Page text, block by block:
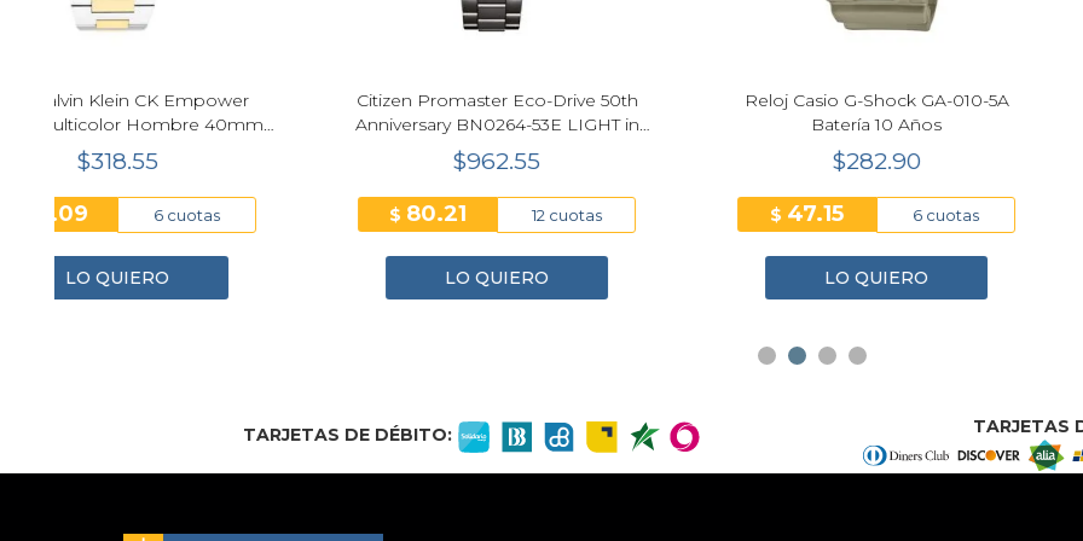
Citizen Promaster Eco-Drive 50th
Anniversary BN0264-53E LIGHT in
BLACK Edición Limitada
80.21
Reloj Casio G-Shock GA-010-5A
Batería 10 Años
$47.15
Reloj Tommy Hilfiger TH-
1792267 Cuarzo Negro
26.26
TARJETAS DE DÉBITO: TARJETAS